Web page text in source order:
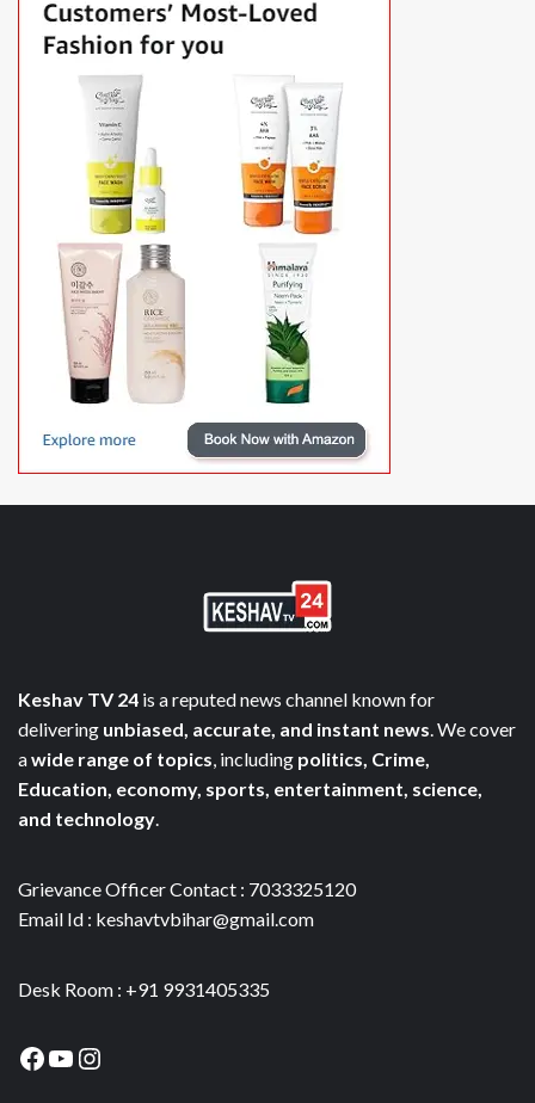
Keshav TV 24 is a reputed news channel known for
delivering unbiased, accurate, and instant news. We cover
awide range of topics, including politics, Crime,
Education, economy, sports, entertainment, science,
and technology.
Grievance Officer Contact : 7033325120
Email Id : keshavtvbihar@gmail.com
Desk Room : +91 9931405335
Facebook
YouTube
Instagram